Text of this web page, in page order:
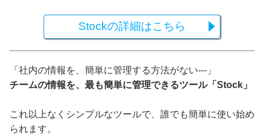
Stockの詳細はこちら
「社内の情報を、簡単に管理する方法がない---」
チームの情報を、最も簡単に管理できるツール「Stock」
これ以上なくシンプルなツールで、誰でも簡単に使い始め
られます。